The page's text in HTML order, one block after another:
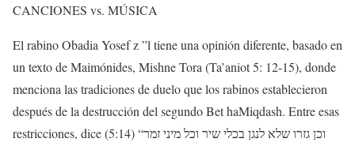
CANCIONES vs. MÚSICA
El rabino Obadia Yosef z ”l tiene una opinión diferente, basado en
un texto de Maimónides, Mishne Tora (Ta’aniot 5: 12-15), donde
menciona las tradiciones de duelo que los rabinos establecieron
después de la destrucción del segundo Bet haMiqdash. Entre esas
restricciones, dice (5:14) “וכן גזרו שלא לנגן בכלי שיר וכל מיני זמר